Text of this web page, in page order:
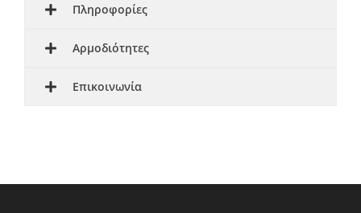
Πληροφορίες
Αρμοδιότητες
Επικοινωνία